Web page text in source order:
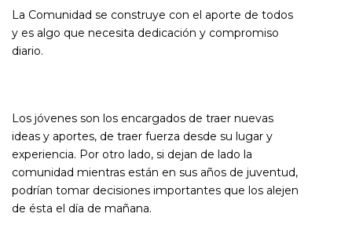
La Comunidad se construye con el aporte de todos
y es algo que necesita dedicación y compromiso
diario.
Los jóvenes son los encargados de traer nuevas
ideas y aportes, de traer fuerza desde su lugar y
experiencia. Por otro lado, si dejan de lado la
comunidad mientras están en sus años de juventud,
podrían tomar decisiones importantes que los alejen
de ésta el día de mañana.